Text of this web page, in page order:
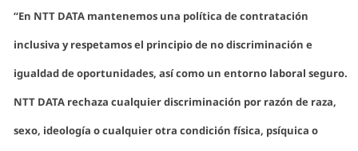
“En NTT DATA mantenemos una política de contratación
inclusiva y respetamos el principio de no discriminación e
igualdad de oportunidades, así como un entorno laboral seguro.
NTT DATA rechaza cualquier discriminación por razón de raza,
sexo, ideología o cualquier otra condición física, psíquica o